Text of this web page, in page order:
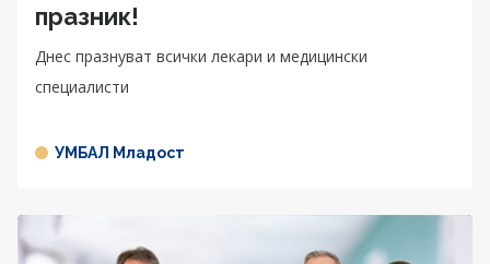
празник!
Днес празнуват всички лекари и медицински
специалисти
УМБАЛ Младост